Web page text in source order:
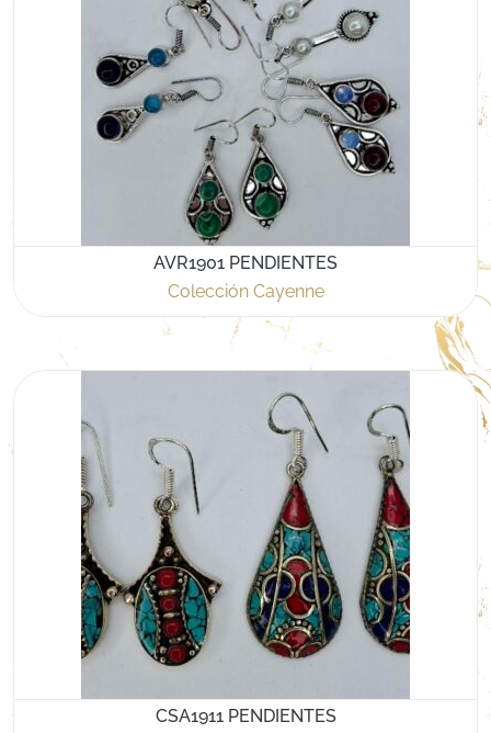
AVR1901 PENDIENTES
Colección Cayenne
CSA1911 PENDIENTES